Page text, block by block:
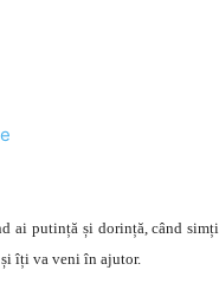
ai putință și dorință, când
îți va veni în ajutor.